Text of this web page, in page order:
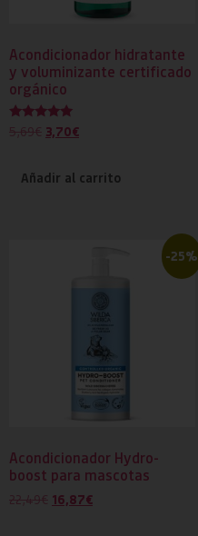
Acondicionador hidratante
y voluminizante certificado
orgánico
Valorado
con
5,69€ 3,70€
Añadir al carrito
-25%
Acondicionador Hydro-
boost para mascotas
22,49€ 16,87€